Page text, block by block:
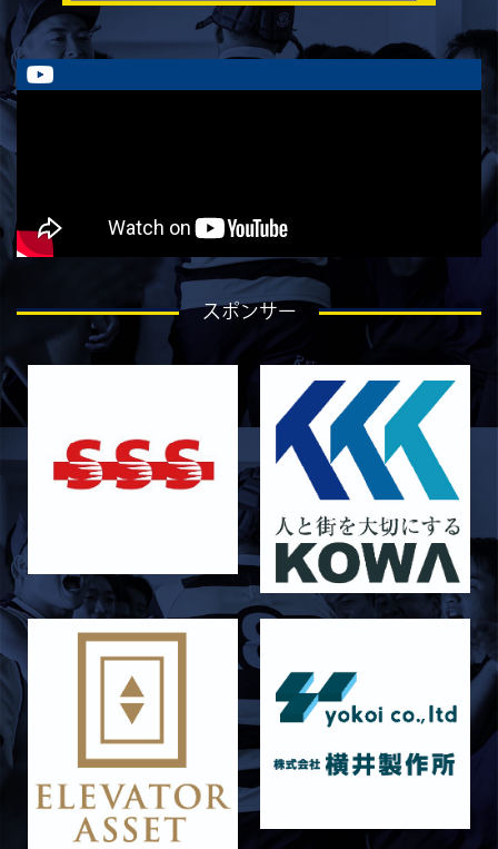
2026/07/30
STAFF blog
ラストイヤーにかける想い-金本亮斗-
2026/07/30
STAFF blog
2026/07/27
STAFF blog
2026/07/25
STAFF blog
ラストイヤーにかける想い-芦塚悠大-
2026/07/25
STAFF blog
ラストイヤーにかける想い-青田宗久-
STAFF blog
6月27日 朝日大学戦
2026/06/26
STAFF blog
【Rits Familyのバトン】vol. 2 稲西輝紀
STAFF blog
2026/06/19
STAFF blog
6月20日 花園大学
2026/06/16
STAFF blog
6月14日 島津製作所
2026/06/16
6月13日 名城大学
2026/06/12
STAFF blog
【Rits Familyのバトン】vol. 1 北村瞬太郎
スポンサー